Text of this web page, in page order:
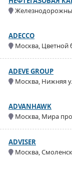
ADECCO
Москва, Цветной
ADEVE GROUP
Москва, Нижняя
ADVANHAWK
Москва, Мира
ADVISER
Москва,